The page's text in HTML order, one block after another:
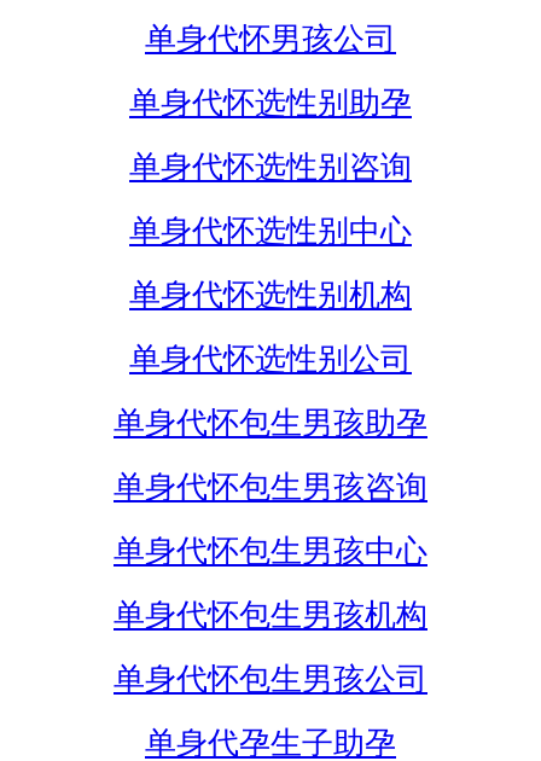
单身代怀男孩公司
单身代怀选性别助孕
单身代怀选性别咨询
单身代怀选性别中心
单身代怀选性别机构
单身代怀选性别公司
单身代怀包生男孩助孕
单身代怀包生男孩咨询
单身代怀包生男孩中心
单身代怀包生男孩机构
单身代怀包生男孩公司
单身代孕生子助孕